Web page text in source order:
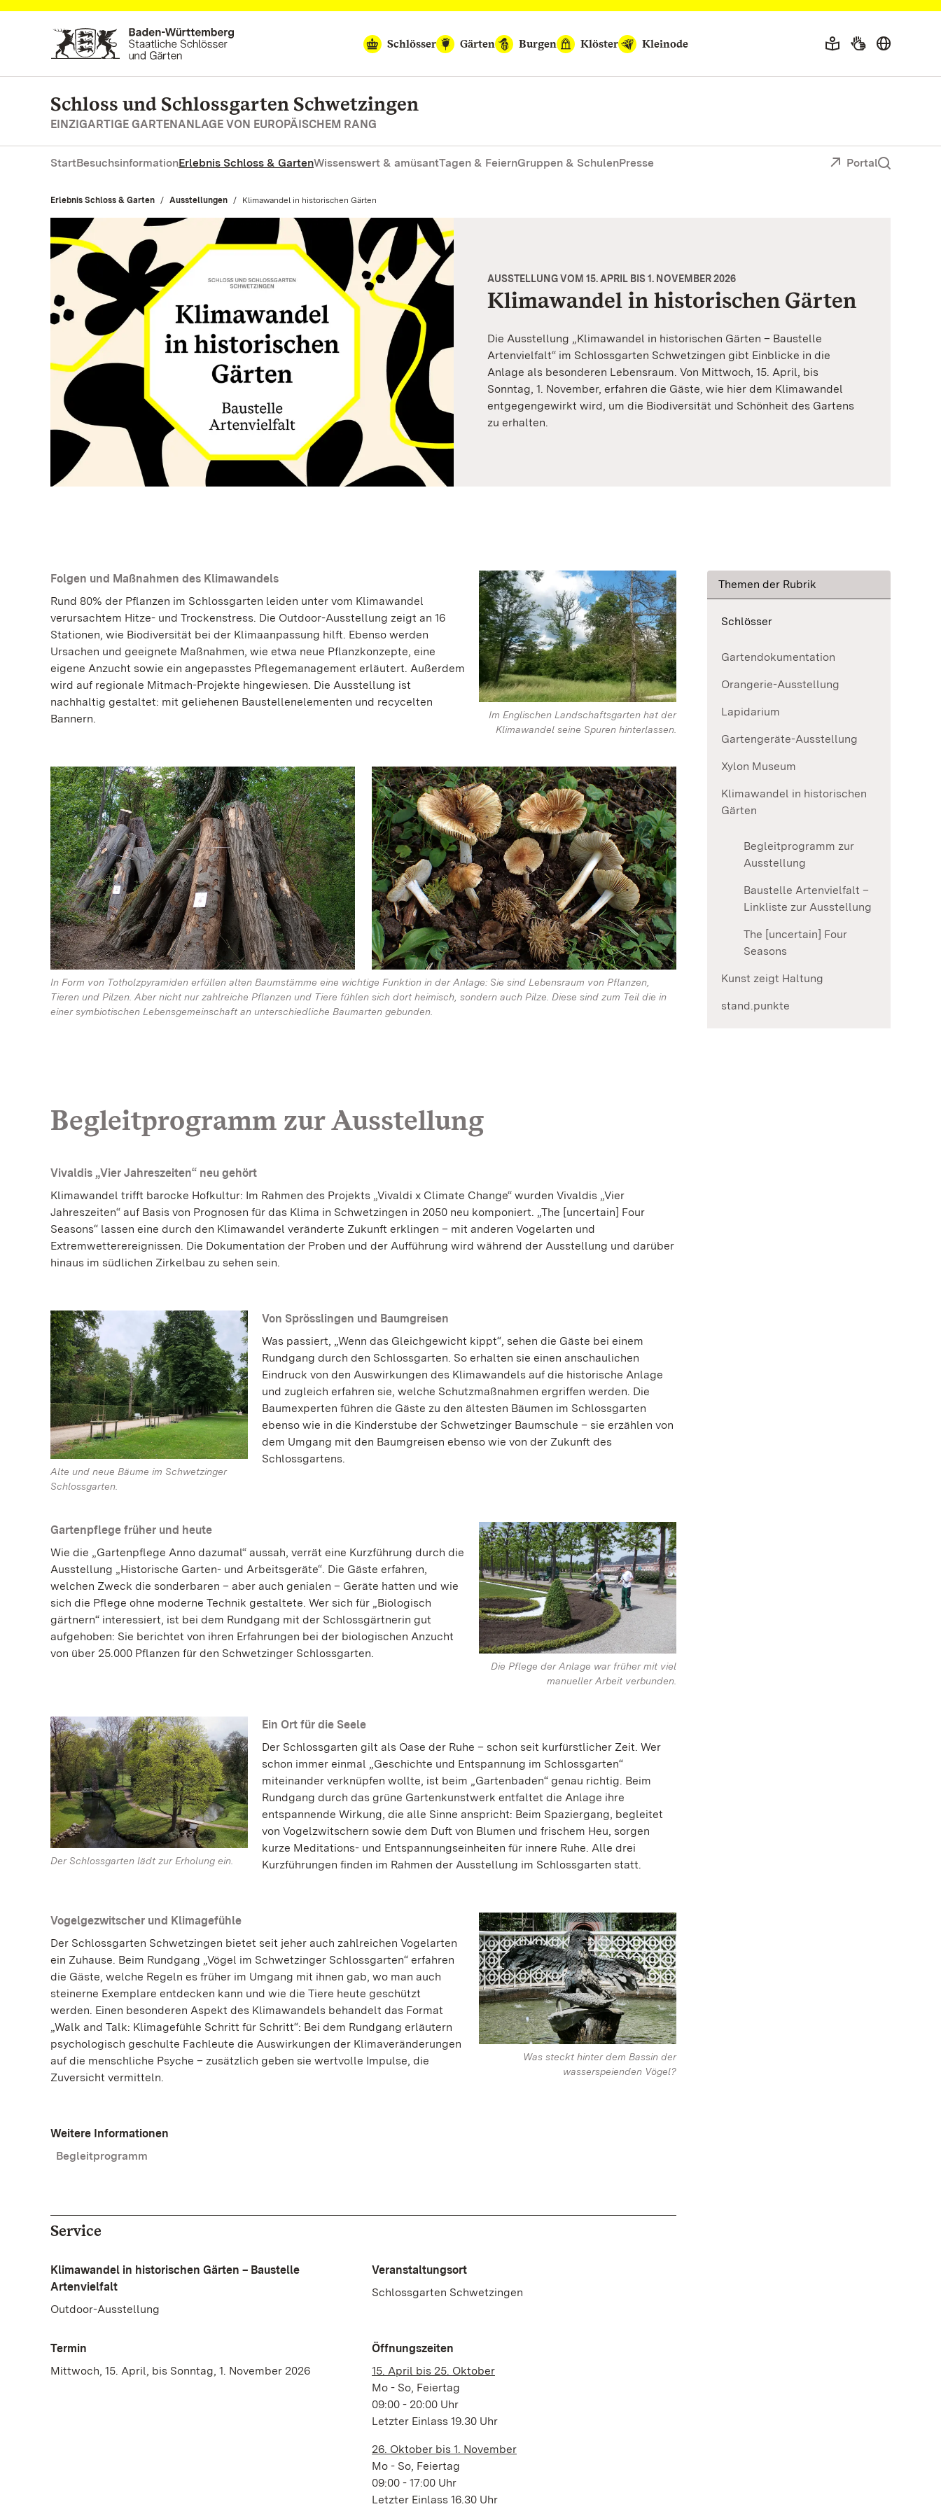
Zum Hauptinhalt springen
Schlösser
Gärten Burgen Klöster Kleinode
Schloss und Schlossgarten Schwetzingen
EINZIGARTIGE GARTENANLAGE VON EUROPÄISCHEM RANG
StartBesuchsinformationErlebnis Schloss & GartenWissenswert & amüsantTagen & FeiernGruppen & SchulenPresse Portal
Erlebnis Schloss & Garten Ausstellungen Aktuell:
Klimawandel in historischen Gärten
AUSSTELLUNG VOM 15. APRIL BIS 1. NOVEMBER 2026
Klimawandel in historischen Gärten
Die Ausstellung „Klimawandel in historischen Gärten – Baustelle
Artenvielfalt“ im Schlossgarten Schwetzingen gibt Einblicke in die
Anlage als besonderen Lebensraum. Von Mittwoch, 15. April, bis
Sonntag, 1. November, erfahren die Gäste, wie hier dem Klimawandel
entgegengewirkt wird, um die Biodiversität und Schönheit des Gartens
zu erhalten.
Im Englischen Landschaftsgarten hat der
Klimawandel seine Spuren hinterlassen.
Folgen und Maßnahmen des Klimawandels
Rund 80% der Pflanzen im Schlossgarten leiden unter vom Klimawandel
verursachtem Hitze- und Trockenstress. Die Outdoor-Ausstellung zeigt an 16
Stationen, wie Biodiversität bei der Klimaanpassung hilft. Ebenso werden
Ursachen und geeignete Maßnahmen, wie etwa neue Pflanzkonzepte, eine
eigene Anzucht sowie ein angepasstes Pflegemanagement erläutert. Außerdem
wird auf regionale Mitmach-Projekte hingewiesen. Die Ausstellung ist
nachhaltig gestaltet: mit geliehenen Baustellenelementen und recycelten
Bannern.
In Form von Totholzpyramiden erfüllen alten Baumstämme eine wichtige Funktion in der Anlage: Sie sind Lebensraum von Pflanzen,
Tieren und Pilzen. Aber nicht nur zahlreiche Pflanzen und Tiere fühlen sich dort heimisch, sondern auch Pilze. Diese sind zum Teil die in
einer symbiotischen Lebensgemeinschaft an unterschiedliche Baumarten gebunden.
Begleitprogramm zur Ausstellung
Vivaldis „Vier Jahreszeiten“ neu gehört
Klimawandel trifft barocke Hofkultur: Im Rahmen des Projekts „Vivaldi x Climate Change“ wurden Vivaldis „Vier
Jahreszeiten“ auf Basis von Prognosen für das Klima in Schwetzingen in 2050 neu komponiert. „The [uncertain] Four
Seasons“ lassen eine durch den Klimawandel veränderte Zukunft erklingen – mit anderen Vogelarten und
Extremwetterereignissen. Die Dokumentation der Proben und der Aufführung wird während der Ausstellung und darüber
hinaus im südlichen Zirkelbau zu sehen sein.
Alte und neue Bäume im Schwetzinger
Schlossgarten.
Von Sprösslingen und Baumgreisen
Was passiert, „Wenn das Gleichgewicht kippt“, sehen die Gäste bei einem
Rundgang durch den Schlossgarten. So erhalten sie einen anschaulichen
Eindruck von den Auswirkungen des Klimawandels auf die historische Anlage
und zugleich erfahren sie, welche Schutzmaßnahmen ergriffen werden. Die
Baumexperten führen die Gäste zu den ältesten Bäumen im Schlossgarten
ebenso wie in die Kinderstube der Schwetzinger Baumschule – sie erzählen von
dem Umgang mit den Baumgreisen ebenso wie von der Zukunft des
Schlossgartens.
Die Pflege der Anlage war früher mit viel
manueller Arbeit verbunden.
Gartenpflege früher und heute
Wie die „Gartenpflege Anno dazumal“ aussah, verrät eine Kurzführung durch die
Ausstellung „Historische Garten- und Arbeitsgeräte“. Die Gäste erfahren,
welchen Zweck die sonderbaren – aber auch genialen – Geräte hatten und wie
sich die Pflege ohne moderne Technik gestaltete. Wer sich für „Biologisch
gärtnern“ interessiert, ist bei dem Rundgang mit der Schlossgärtnerin gut
aufgehoben: Sie berichtet von ihren Erfahrungen bei der biologischen Anzucht
von über 25.000 Pflanzen für den Schwetzinger Schlossgarten.
Der Schlossgarten lädt zur Erholung ein.
Ein Ort für die Seele
Der Schlossgarten gilt als Oase der Ruhe – schon seit kurfürstlicher Zeit. Wer
schon immer einmal „Geschichte und Entspannung im Schlossgarten“
miteinander verknüpfen wollte, ist beim „Gartenbaden“ genau richtig. Beim
Rundgang durch das grüne Gartenkunstwerk entfaltet die Anlage ihre
entspannende Wirkung, die alle Sinne anspricht: Beim Spaziergang, begleitet
von Vogelzwitschern sowie dem Duft von Blumen und frischem Heu, sorgen
kurze Meditations- und Entspannungseinheiten für innere Ruhe. Alle drei
Kurzführungen finden im Rahmen der Ausstellung im Schlossgarten statt.
Was steckt hinter dem Bassin der
wasserspeienden Vögel?
Vogelgezwitscher und Klimagefühle
Der Schlossgarten Schwetzingen bietet seit jeher auch zahlreichen Vogelarten
ein Zuhause. Beim Rundgang „Vögel im Schwetzinger Schlossgarten“ erfahren
die Gäste, welche Regeln es früher im Umgang mit ihnen gab, wo man auch
steinerne Exemplare entdecken kann und wie die Tiere heute geschützt
werden. Einen besonderen Aspekt des Klimawandels behandelt das Format
„Walk and Talk: Klimagefühle Schritt für Schritt“: Bei dem Rundgang erläutern
psychologisch geschulte Fachleute die Auswirkungen der Klimaveränderungen
auf die menschliche Psyche – zusätzlich geben sie wertvolle Impulse, die
Zuversicht vermitteln.
Weitere Informationen
Begleitprogramm
Service
Klimawandel in historischen Gärten – Baustelle
Artenvielfalt
Outdoor-Ausstellung
Veranstaltungsort
Schlossgarten Schwetzingen
Termin
Mittwoch, 15. April, bis Sonntag, 1. November 2026
Öffnungszeiten
15. April bis 25. Oktober
Mo - So, Feiertag
09:00 - 20:00 Uhr
Letzter Einlass 19.30 Uhr
26. Oktober bis 1. November
Mo - So, Feiertag
09:00 - 17:00 Uhr
Letzter Einlass 16.30 Uhr
Themen der Rubrik
Schlösser
Gartendokumentation
Orangerie-Ausstellung
Lapidarium
Gartengeräte-Ausstellung
Xylon Museum
Klimawandel in historischen
Gärten
Begleitprogramm zur
Ausstellung
Baustelle Artenvielfalt –
Linkliste zur Ausstellung
The [uncertain] Four
Seasons
Kunst zeigt Haltung
stand.punkte